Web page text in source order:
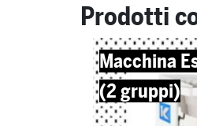
Prodotti
Macchina
(2 gruppi)